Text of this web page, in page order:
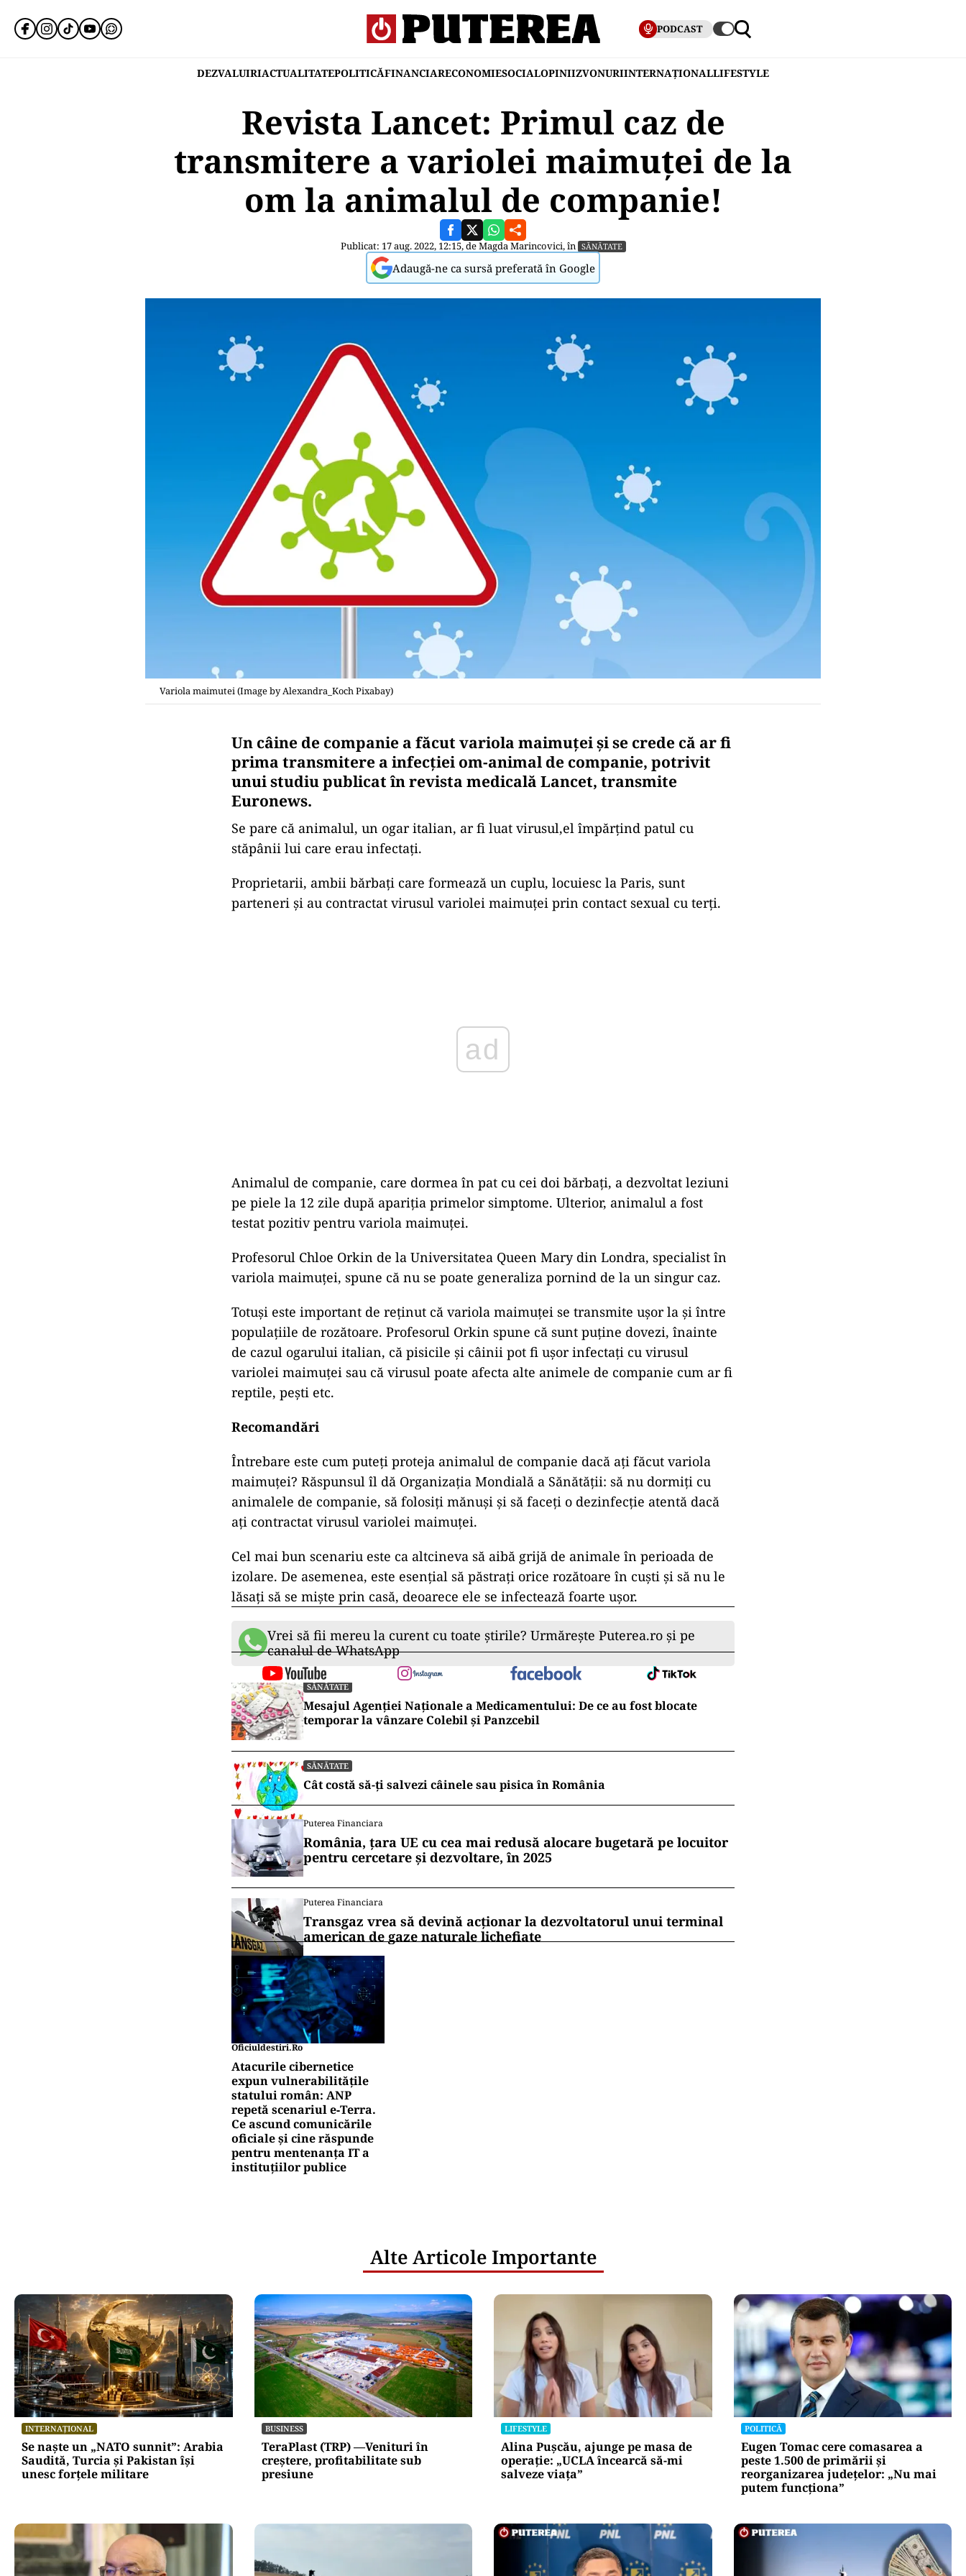
PODCAST
DEZVALUIRIACTUALITATEPOLITICĂFINANCIARECONOMIESOCIALOPINIIZVONURIINTERNAȚIONALLIFESTYLE
Revista Lancet: Primul caz de
transmitere a variolei maimuței de la
om la animalul de companie!
Publicat: 17 aug. 2022, 12:15, deMagda Marincovici, în SĂNĂTATE
Adaugă-ne ca sursă preferată în Google
Variola maimutei (Image by Alexandra_Koch Pixabay)
Un câine de companie a făcut variola maimuței și se crede că ar fi
prima transmitere a infecției om-animal de companie, potrivit
unui studiu publicat în revista medicală Lancet, transmite
Euronews.
Se pare că animalul, un ogar italian, ar fi luat virusul,el împărțind patul cu
stăpânii lui care erau infectați.
Proprietarii, ambii bărbați care formează un cuplu, locuiesc la Paris, sunt
parteneri și au contractat virusul variolei maimuței prin contact sexual cu terți.
Animalul de companie, care dormea în pat cu cei doi bărbați, a dezvoltat leziuni
pe piele la 12 zile după apariția primelor simptome. Ulterior, animalul a fost
testat pozitiv pentru variola maimuței.
Profesorul Chloe Orkin de la Universitatea Queen Mary din Londra, specialist în
variola maimuței, spune că nu se poate generaliza pornind de la un singur caz.
Totuși este important de reținut că variola maimuței se transmite ușor la și între
populațiile de rozătoare. Profesorul Orkin spune că sunt puține dovezi, înainte
de cazul ogarului italian, că pisicile și câinii pot fi ușor infectați cu virusul
variolei maimuței sau că virusul poate afecta alte animele de companie cum ar fi
reptile, pești etc.
Recomandări
Întrebare este cum puteți proteja animalul de companie dacă ați făcut variola
maimuței? Răspunsul îl dă Organizația Mondială a Sănătății: să nu dormiți cu
animalele de companie, să folosiți mănuși și să faceți o dezinfecție atentă dacă
ați contractat virusul variolei maimuței.
Cel mai bun scenariu este ca altcineva să aibă grijă de animale în perioada de
izolare. De asemenea, este esențial să păstrați orice rozătoare în cuști și să nu le
lăsați să se miște prin casă, deoarece ele se infectează foarte ușor.
Vrei să fii mereu la curent cu toate știrile? Urmărește Puterea.ro și pe
canalul de WhatsApp
SĂNĂTATE
Mesajul Agenției Naționale a Medicamentului: De ce au fost blocate
temporar la vânzare Colebil și Panzcebil
SĂNĂTATE
Cât costă să-ți salvezi câinele sau pisica în România
Puterea Financiara
România, țara UE cu cea mai redusă alocare bugetară pe locuitor
pentru cercetare și dezvoltare, în 2025
Puterea Financiara
Transgaz vrea să devină acționar la dezvoltatorul unui terminal
american de gaze naturale lichefiate
Oficiuldestiri.ro
Atacurile cibernetice
expun vulnerabilitățile
statului român: ANP
repetă scenariul e‑Terra.
Ce ascund comunicările
oficiale și cine răspunde
pentru mentenanța IT a
instituțiilor publice
Alte Articole Importante
INTERNAȚIONAL
Se naște un „NATO sunnit”: Arabia
Saudită, Turcia și Pakistan își
unesc forțele militare
BUSINESS
TeraPlast (TRP) —Venituri în
creștere, profitabilitate sub
presiune
LIFESTYLE
Alina Pușcău, ajunge pe masa de
operație: „UCLA încearcă să-mi
salveze viața”
POLITICĂ
Eugen Tomac cere comasarea a
peste 1.500 de primării și
reorganizarea județelor: „Nu mai
putem funcționa”